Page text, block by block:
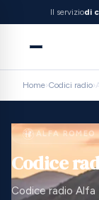
Il serviziodi
Home›Codici radio›
ALFA ROMEO
Codice
Codice radio Alfa